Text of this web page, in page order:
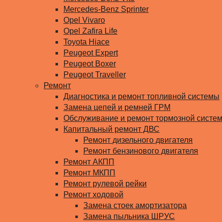
Mercedes-Benz Sprinter
Opel Vivaro
Opel Zafira Life
Toyota Hiace
Peugeot Expert
Peugeot Boxer
Peugeot Traveller
Ремонт
Диагностика и ремонт топливной системы
Замена цепей и ремней ГРМ
Обслуживание и ремонт тормозной
Капитальный ремонт ДВС
Ремонт дизельного двигателя
Ремонт бензинового двигателя
Ремонт АКПП
Ремонт МКПП
Ремонт рулевой рейки
Ремонт ходовой
Замена стоек амортизатора
Замена пыльника ШРУС